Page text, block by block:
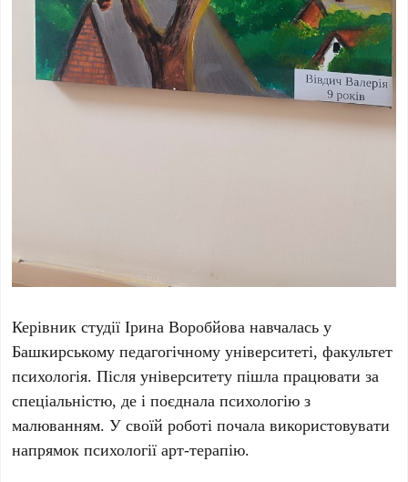
Керівник студії Ірина Воробйова навчалась у
Башкирському педагогічному університеті, факультет
психологія. Після університету пішла працювати за
спеціальністю, де і поєднала психологію з
малюванням. У своїй роботі почала використовувати
напрямок психології арт-терапію.